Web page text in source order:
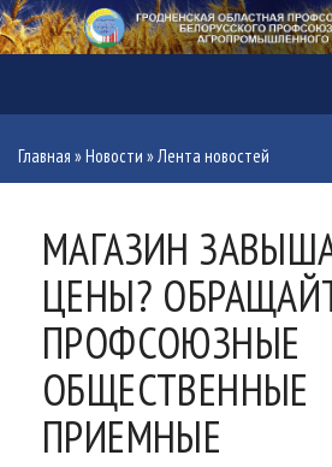
Главная »Новости »Лента новостей
МАГАЗИН
ЦЕНЫ?
ПРОФСОЮЗНЫЕ
ОБЩЕСТВЕННЫЕ
ПРИЕМНЫЕ